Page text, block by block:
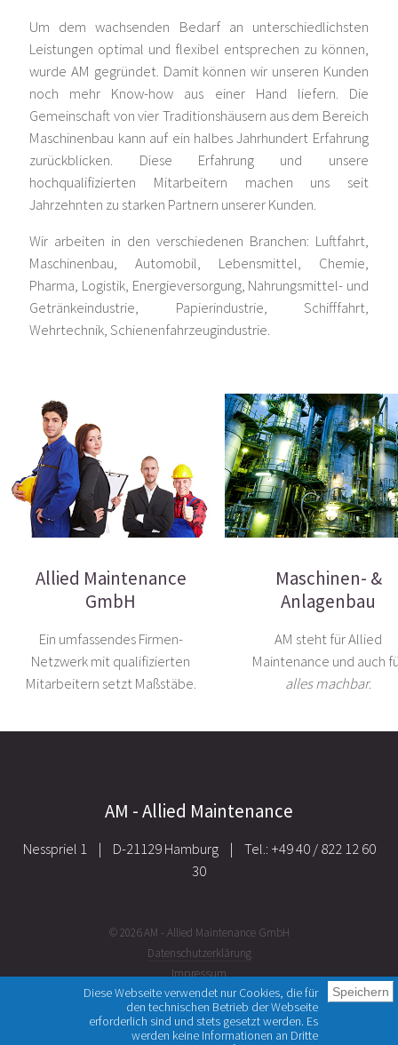
Diese Webseite verwendet nur Cookies, die für
den technischen Betrieb der Webseite
erforderlich sind und stets gesetzt werden. Es
werden keine Informationen an Dritte
Speichern
Um dem wachsenden Bedarf an unterschiedlichsten
Leistungen optimal und flexibel entsprechen zu können,
wurde AM gegründet. Damit können wir unseren Kunden
noch mehr Know-how aus einer Hand liefern. Die
Gemeinschaft von vier Traditionshäusern aus dem Bereich
Maschinenbau kann auf ein halbes Jahrhundert Erfahrung
zurückblicken. Diese Erfahrung und unsere
hochqualifizierten Mitarbeitern machen uns seit
Jahrzehnten zu starken Partnern unserer Kunden.
Wir arbeiten in den verschiedenen Branchen: Luftfahrt,
Maschinenbau, Automobil, Lebensmittel, Chemie,
Pharma, Logistik, Energieversorgung, Nahrungsmittel- und
Getränkeindustrie, Papierindustrie, Schifffahrt,
Wehrtechnik, Schienenfahrzeugindustrie.
Allied Maintenance
GmbH
Ein umfassendes Firmen-
Netzwerk mit qualifizierten
Mitarbeitern setzt Maßstäbe.
Maschinen- &
Anlagenbau
AM steht für Allied
Maintenance und auch
alles machbar.
AM - Allied Maintenance
Nesspriel 1 | D-21129 Hamburg |
Tel.: +49 40 / 822 12 60
30
© 2026 AM - Allied Maintenance GmbH
Datenschutzerklärung
Impressum
Kontakt